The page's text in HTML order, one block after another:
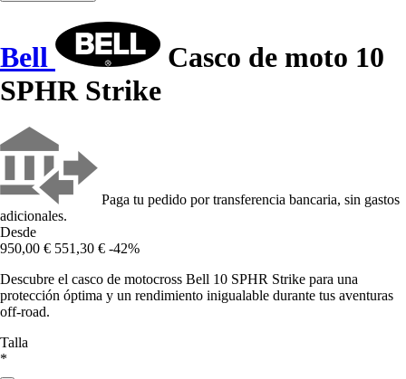
Bell
Casco de moto 10
SPHR Strike
Paga tu pedido por transferencia bancaria, sin gastos
adicionales.
Desde
950,00 € 551,30 € -42%
Descubre el casco de motocross Bell 10 SPHR Strike para una
protección óptima y un rendimiento inigualable durante tus aventuras
off-road.
Talla
*